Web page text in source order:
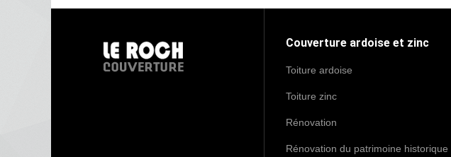
Couverture ardoise et zinc
Toiture ardoise
Toiture zinc
Rénovation
Rénovation du patrimoine historique